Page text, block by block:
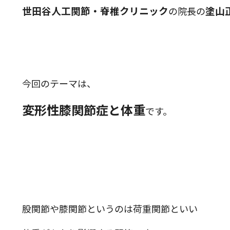
世田谷人工関節・脊椎クリニックの院長の塗山
今回のテーマは、
変形性膝関節症と体重です。
股関節や膝関節というのは荷重関節といい